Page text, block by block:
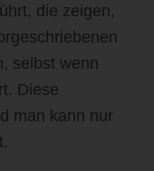
die zeigen,
selbst wenn
Diese
man kann nur